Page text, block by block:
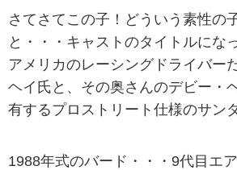
さてさてこの子！どういう素性の
と・・・キャストのタイトルにな
アメリカのレーシングドライバー
ヘイ氏と、その奥さんのデビー・
有するプロストリート仕様のサン
1988年式のバード・・・9代目エ